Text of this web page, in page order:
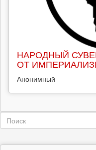
НАРОДНЫЙ
ОТ
Анонимный
Форма